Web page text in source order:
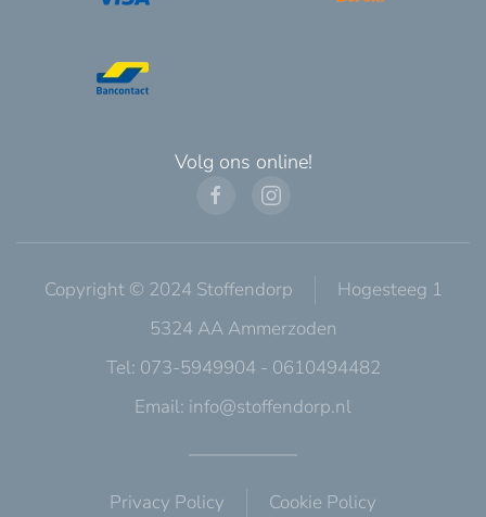
Volg ons online!
Copyright © 2024 Stoffendorp
Hogesteeg 1
5324 AA Ammerzoden
Tel: 073-5949904 - 0610494482
Email: info@stoffendorp.nl
Privacy Policy Cookie Policy